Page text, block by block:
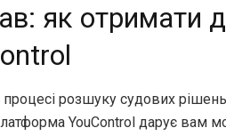
як отримати
розшуку судових
YouControl дарує вам